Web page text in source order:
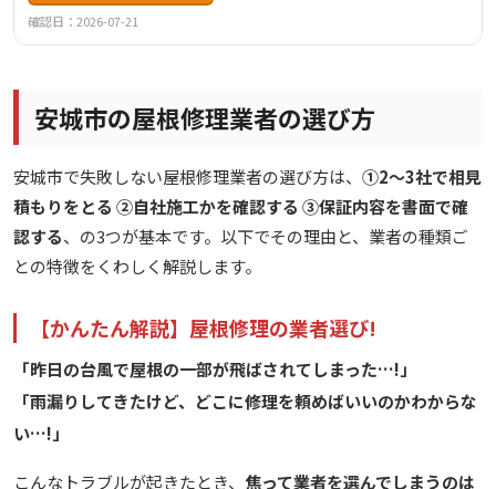
調査・お見積りは無料で実施しており、10年安心保証と1年
に1度の点検でアフターメンテナンスも充実しています。
確認日：2026-07-21
安城市の屋根修理業者の選び方
安城市で失敗しない屋根修理業者の選び方は、 ①2〜3社で相見
積もりをとる ②自社施工かを確認する ③保証内容を書面で確
認する、の3つが基本です。以下でその理由と、業者の種類ご
との特徴をくわしく解説します。
【かんたん解説】屋根修理の業者選び!
「昨日の台風で屋根の一部が飛ばされてしまった…!」
「雨漏りしてきたけど、どこに修理を頼めばいいのかわからな
い…!」
こんなトラブルが起きたとき、 焦って業者を選んでしまうのは